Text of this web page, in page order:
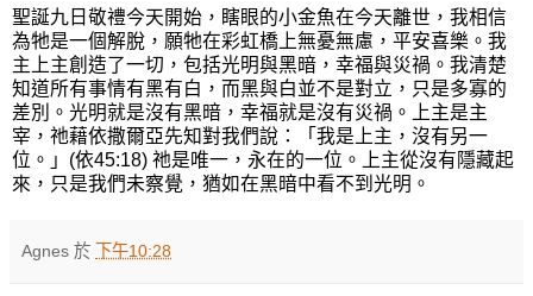
聖誕九日敬禮今天開始，瞎眼的小金魚在今天離世，我相信
為牠是一個解脫，願牠在彩虹橋上無憂無慮，平安喜樂。我
主上主創造了一切，包括光明與黑暗，幸福與災禍。我清楚
知道所有事情有黑有白，而黑與白並不是對立，只是多寡的
差別。光明就是沒有黑暗，幸福就是沒有災禍。上主是主
宰，祂藉依撒爾亞先知對我們說：「我是上主，沒有另一
位。」(依45:18) 祂是唯一，永在的一位。上主從沒有隱藏起
來，只是我們未察覺，猶如在黑暗中看不到光明。
Agnes 於 下午10:28